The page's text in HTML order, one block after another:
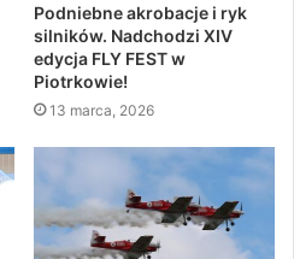
Podniebne akrobacje i ryk
silników. Nadchodzi XIV
edycja FLY FEST w
Piotrkowie!
13 marca, 2026